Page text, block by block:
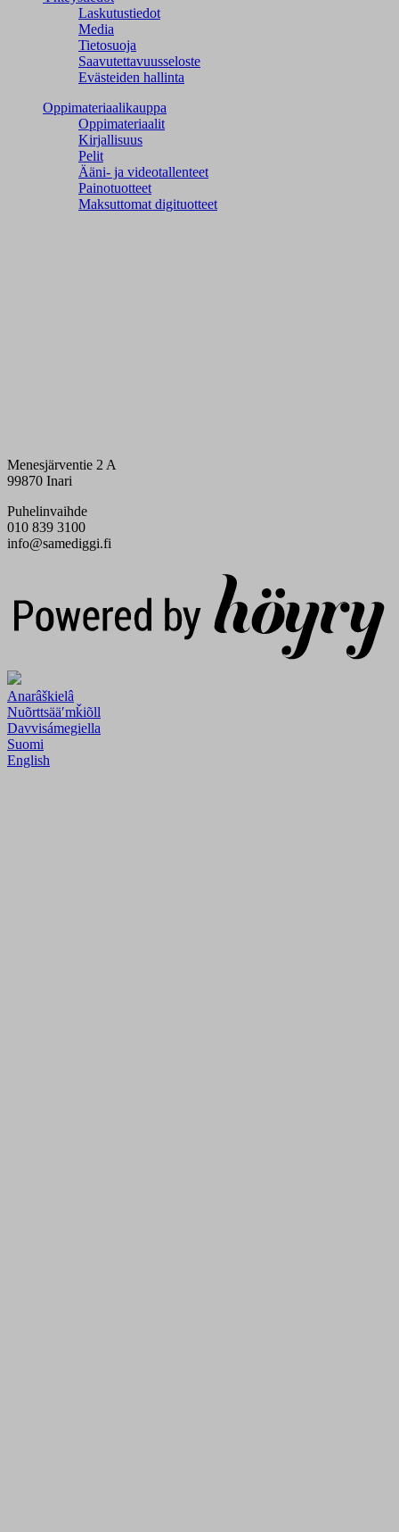
Laskutustiedot
Media
Tietosuoja
Saavutettavuusseloste
Evästeiden hallinta
Oppimateriaalikauppa
Oppimateriaalit
Kirjallisuus
Pelit
Ääni- ja videotallenteet
Painotuotteet
Maksuttomat digituotteet
Menesjärventie 2 A
99870 Inari
Puhelinvaihde
010 839 3100
info@samediggi.fi
Anarâškielâ
Nuõrttsääʹmǩiõll
Davvisámegiella
Suomi
English